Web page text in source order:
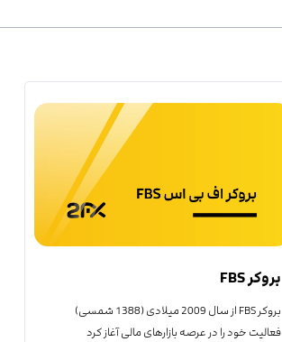
بروکر FBS
بروکر FBS از سال 2009 میلادی (1388 شمسی)
فعالیت خود را در عرصه بازارهای مالی آغاز کرد